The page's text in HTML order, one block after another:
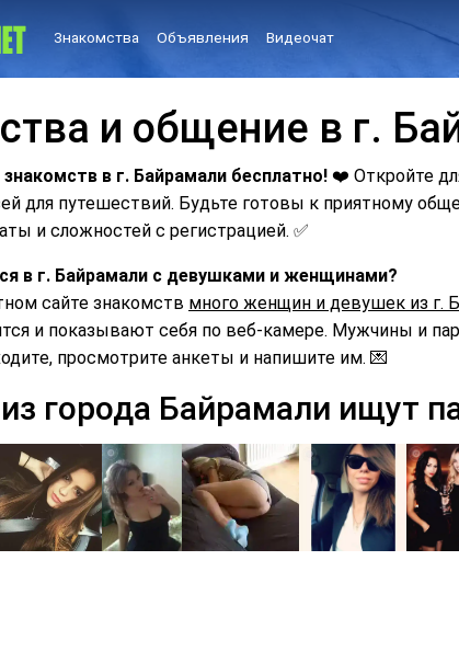
Знакомства Объявления Видеочат
и общение в г.
в г. Байрамали бесплатно! ❤️ Откройте
для путешествий. Будьте готовы к приятному
и сложностей с регистрацией. ✅
в г. Байрамали с девушками и женщинами?
сайте знакомств много женщин и девушек из г.
и показывают себя по веб-камере. Мужчины и
просмотрите анкеты и напишите им. 💌
города Байрамали ищут